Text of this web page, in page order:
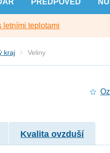
letními teplotami
kraj Veliny
Kvalita ovzduší